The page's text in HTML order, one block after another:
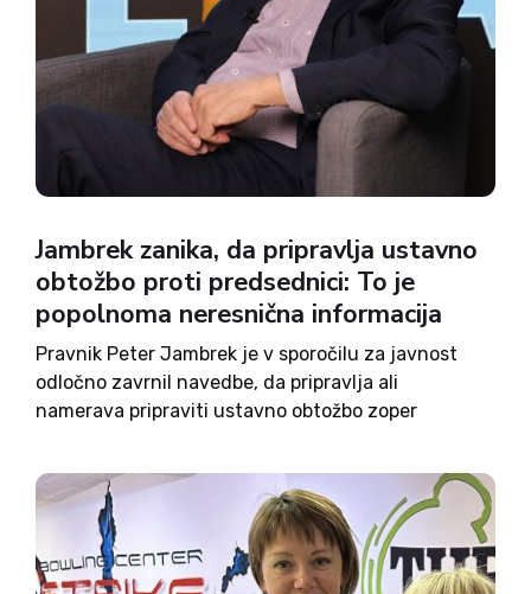
Jambrek zanika, da pripravlja ustavno
obtožbo proti predsednici: To je
popolnoma neresnična informacija
Pravnik Peter Jambrek je v sporočilu za javnost
odločno zavrnil navedbe, da pripravlja ali
namerava pripraviti ustavno obtožbo zoper
poudarja, gre za »popolnoma neresnično
informacijo«, v javnosti pa naj bi prišlo do
napačne interpretacije...